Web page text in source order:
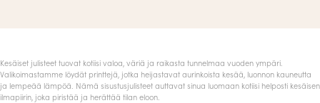
Kesäiset julisteet tuovat kotiisi valoa, väriä ja raikasta tunnelmaa vuoden ympäri.
Valikoimastamme löydät printtejä, jotka heijastavat aurinkoista kesää, luonnon kauneutta
ja lempeää lämpöä. Nämä sisustusjulisteet auttavat sinua luomaan kotiisi helposti kesäisen
ilmapiirin, joka piristää ja herättää tilan eloon.